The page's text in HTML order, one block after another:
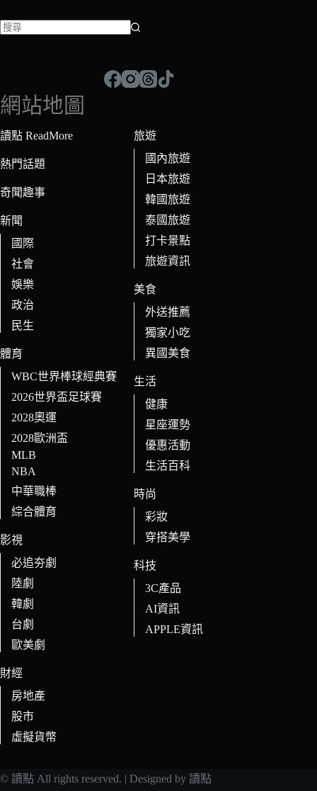
符
合
條
的
果
網站地圖
讀點 ReadMore
熱門話題
奇聞趣事
新聞
國際
社會
娛樂
政治
民生
體育
WBC世界棒球經典賽
2026世界盃足球賽
2028奧運
2028歐洲盃
MLB
NBA
中華職棒
綜合體育
影視
必追夯劇
陸劇
韓劇
台劇
歐美劇
財經
房地產
股市
虛擬貨幣
旅遊
國內旅遊
日本旅遊
韓國旅遊
泰國旅遊
打卡景點
旅遊資訊
美食
外送推薦
獨家小吃
異國美食
生活
健康
星座運勢
優惠活動
生活百科
時尚
彩妝
穿搭美學
科技
3C產品
AI資訊
APPLE資訊
© 讀點 All rights reserved. | Designed by 讀點